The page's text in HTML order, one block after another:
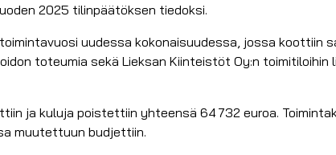
2025 tilinpäätöksen tiedoksi.
uudessa kokonaisuudessa, jossa koottiin
toteumia sekä Lieksan Kiinteistöt Oy:n
ja kuluja poistettiin yhteensä 64 732 euroa.
muutettuun budjettiin.